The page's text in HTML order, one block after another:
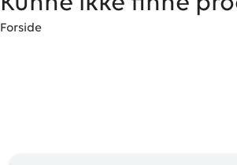
Forside